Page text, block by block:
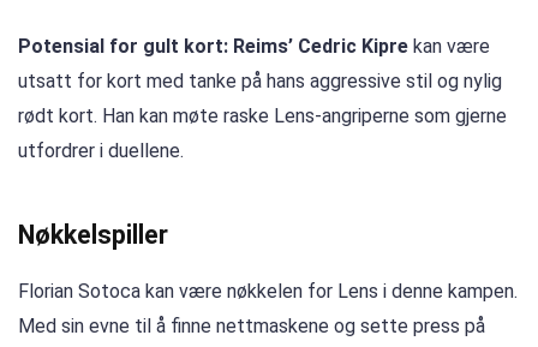
Potensial for gult kort: Reims’ Cedric Kipre kan være
utsatt for kort med tanke på hans aggressive stil og nylig
rødt kort. Han kan møte raske Lens-angriperne som gjerne
utfordrer i duellene.
Nøkkelspiller
Florian Sotoca kan være nøkkelen for Lens i denne kampen.
Med sin evne til å finne nettmaskene og sette press på